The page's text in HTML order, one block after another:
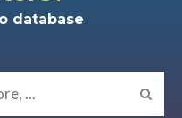
database